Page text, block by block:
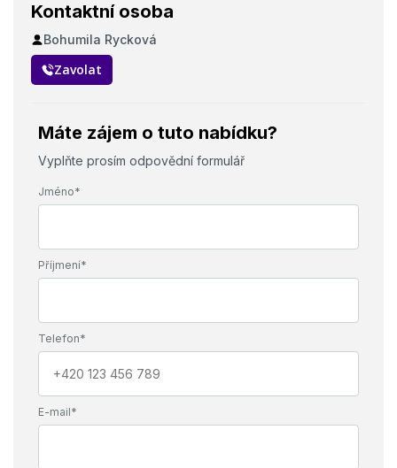
z ubytování na směnu a zpět
Vhodné pro uchazeče z okolí
Chrudim
příspěvek na stravu, možnost ubytování, doprava zdarma, 20 –
25 dní dovolené
ochotu pracovat ve směnném provozu, spolehlivost, chuť učit
Kontaktní osoba
Bohumila Rycková
Zavolat
Máte zájem o tuto nabídku?
Vyplňte prosím odpovědní formulář
Jméno*
Příjmení*
Telefon*
E-mail*